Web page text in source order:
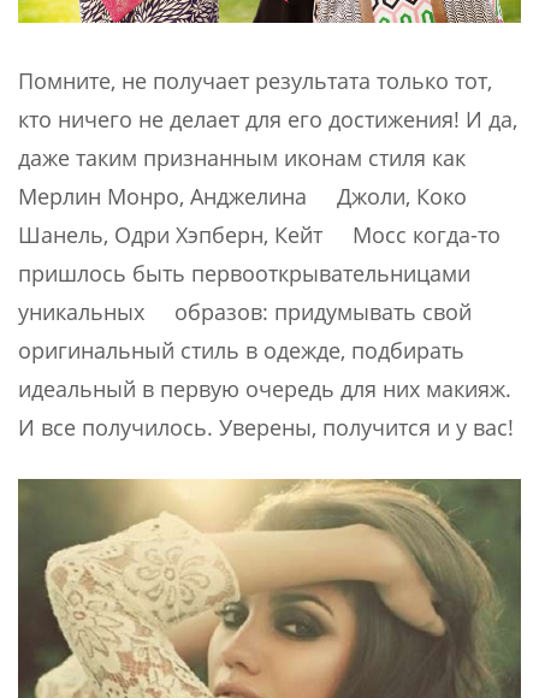
Помните, не получает результата только тот,
кто ничего не делает для его достижения! И да,
даже таким признанным иконам стиля как
Мерлин Монро, Анджелина Джоли, Коко
Шанель, Одри Хэпберн, Кейт Мосс когда-то
пришлось быть первооткрывательницами
уникальных образов: придумывать свой
оригинальный стиль в одежде, подбирать
идеальный в первую очередь для них макияж.
И все получилось. Уверены, получится и у вас!